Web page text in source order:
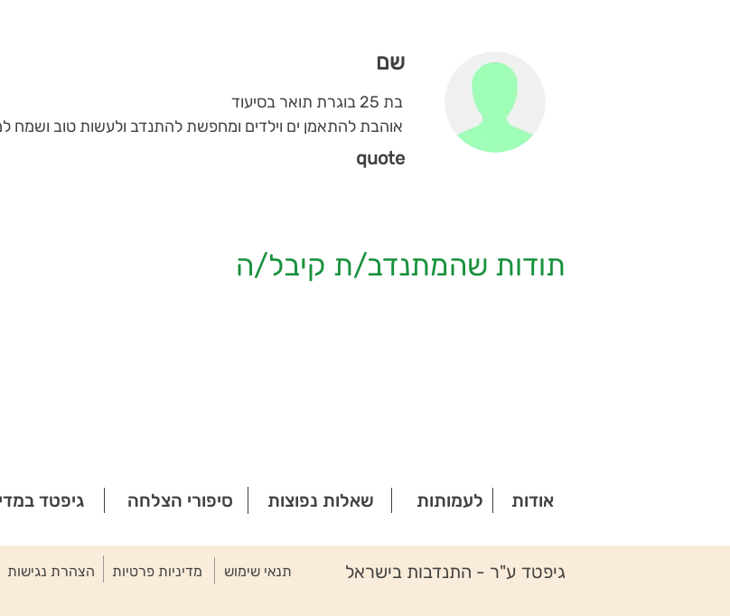
שם
בת 25 בוגרת תואר בסיעוד
אוהבת להתאמן ים וילדים ומחפשת להתנדב ולעשות טוב ושמח
quote
תודות שהמתנדב/ת קיבל/ה
גיפטד סיפורי הצלחה שאלות נפוצות לעמותות אודות
הצהרת נגישות מדיניות פרטיות תנאי שימוש גיפטד ע"ר - התנדבות בישראל